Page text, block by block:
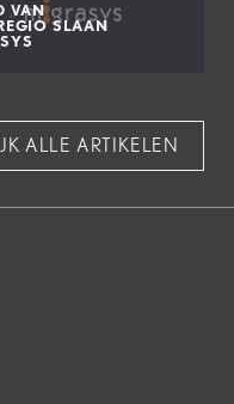
VAN
SLAAN
ALLE ARTIKELEN